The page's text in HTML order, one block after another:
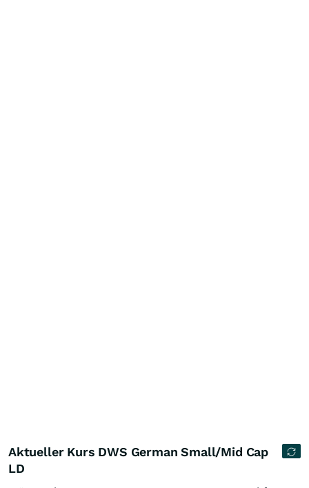
Aktueller Kurs DWS German Small/Mid Cap
LD